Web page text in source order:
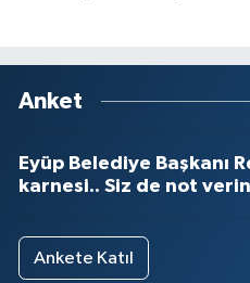
Anket
Eyüp Belediye Başkanı
karnesi.. Siz de not
Ankete Katıl